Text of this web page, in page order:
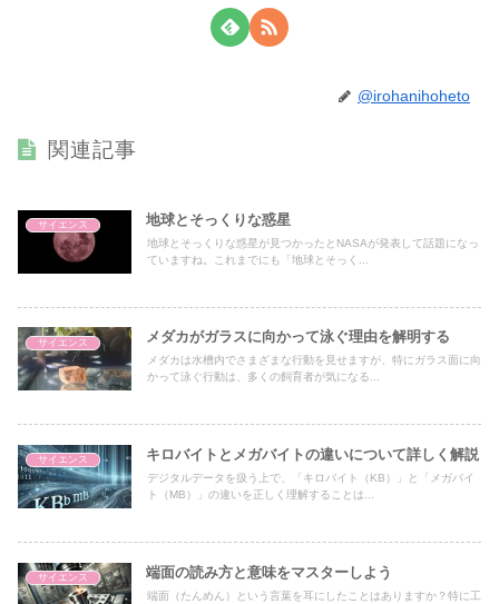
@irohanihoheto
関連記事
サイエンス 地球とそっくりな惑星
地球とそっくりな惑星が見つかったとNASAが発表して話題になっ
ていますね。これまでにも「地球とそっく...
サイエンス メダカがガラスに向かって泳ぐ理由を解明する
メダカは水槽内でさまざまな行動を見せますが、特にガラス面に向
かって泳ぐ行動は、多くの飼育者が気になる...
サイエンス キロバイトとメガバイトの違いについて詳しく解説
デジタルデータを扱う上で、「キロバイト（KB）」と「メガバイ
ト（MB）」の違いを正しく理解することは...
サイエンス 端面の読み方と意味をマスターしよう
端面（たんめん）という言葉を耳にしたことはありますか？特に工